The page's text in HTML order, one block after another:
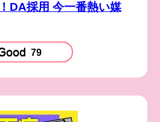
DA採用 今一番熱い媒
79